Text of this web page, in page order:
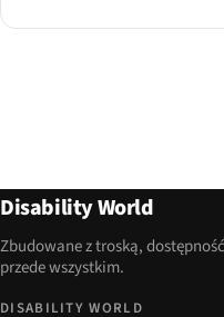
Disability World
Zbudowane z troską, dostępność
przede wszystkim.
DISABILITY WORLD